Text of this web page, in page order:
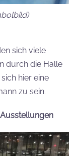
sich viele
durch die Halle
hier eine
zu sein.